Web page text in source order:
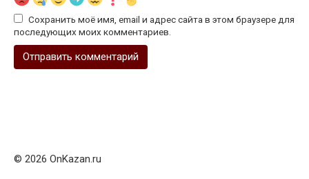
Сохранить моё имя, email и адрес сайта в этом браузере для
последующих моих комментариев.
© 2026 OnKazan.ru